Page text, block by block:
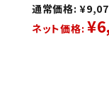
通常価格:
ネット価格: